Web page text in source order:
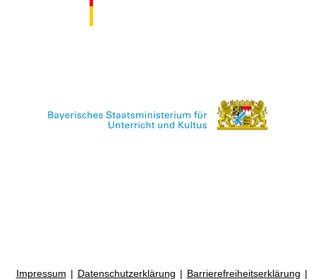
Impressum Datenschutzerklärung Barrierefreiheitserklärung